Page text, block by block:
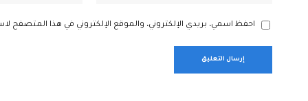
احفظ اسمي، بريدي الإلكتروني، والموقع الإلكتروني في هذا المتصفح